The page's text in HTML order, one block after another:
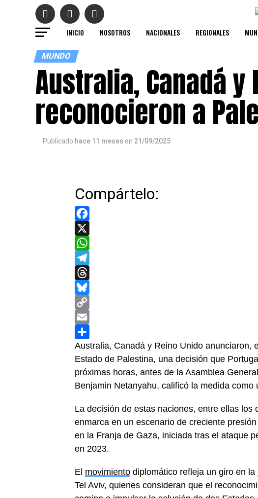
INICIO NOSOTROS NACIONALES REGIONALES
MUNDO
Australia, Canadá y
reconocieron a
Publicado hace 11 meses en 21/09/2025
Compártelo:
Facebook
X
WhatsApp
Telegram
Threads
Bluesky
Copy
Link
Email
Compartir
Australia, Canadá y Reino Unido anunciaron,
Estado de Palestina, una decisión que
próximas horas, antes de la Asamblea
Benjamin Netanyahu, calificó la medida como
La decisión de estas naciones, entre ellas
enmarca en un escenario de creciente
en la Franja de Gaza, iniciada tras el ataque
en 2023.
El movimiento diplomático refleja un giro en la
Tel Aviv, quienes consideran que el